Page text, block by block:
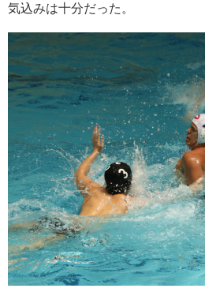
気込みは十分だった。